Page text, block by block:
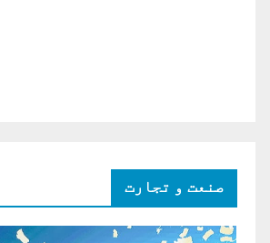
صنعت و تجارت